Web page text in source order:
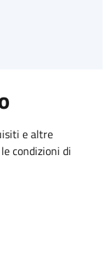
e altre
condizioni di